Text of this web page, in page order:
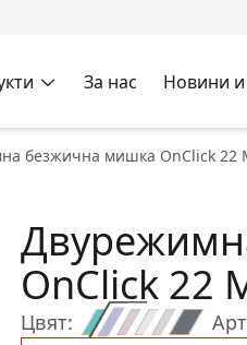
За нас Новини и
безжична мишка OnClick 22
Цвят:
OnClick 22